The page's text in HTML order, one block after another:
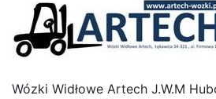
Wózki Widłowe Artech J.W.M